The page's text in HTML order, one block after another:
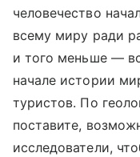
человечество
всему миру ради
и того меньше —
начале истории
туристов. По
поставите,
исследователи,